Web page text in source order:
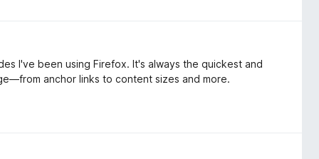
I've been using Firefox. It's always the quickest and
anchor links to content sizes and more.